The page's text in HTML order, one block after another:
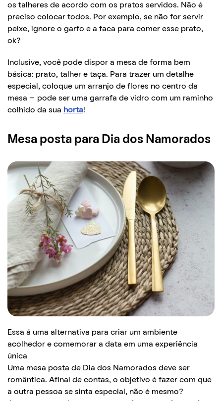
os talheres de acordo com os pratos servidos. Não é
preciso colocar todos. Por exemplo, se não for servir
peixe, ignore o garfo e a faca para comer esse prato,
ok?
Inclusive, você pode dispor a mesa de forma bem
básica: prato, talher e taça. Para trazer um detalhe
especial, coloque um arranjo de flores no centro da
mesa – pode ser uma garrafa de vidro com um raminho
colhido da sua horta!
Mesa posta para Dia dos Namorados
Essa á uma alternativa para criar um ambiente
acolhedor e comemorar a data em uma experiência
única
Uma mesa posta de Dia dos Namorados deve ser
romântica. Afinal de contas, o objetivo é fazer com que
a outra pessoa se sinta especial, não é mesmo?